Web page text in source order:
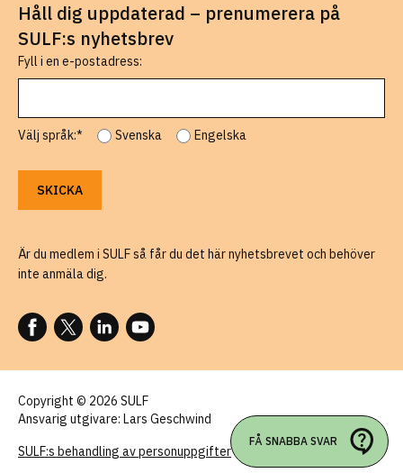
Håll dig uppdaterad – prenumerera på
SULF:s nyhetsbrev
Fyll i en e-postadress:
Välj språk:* Svenska Engelska
Är du medlem i SULF så får du det här nyhetsbrevet och behöver
inte anmäla dig.
FÖLJ OSS PÅ FACEBOOK
FÖLJ OSS PÅ X
FÖLJ OSS PÅ LINKEDIN
FÖLJ OSS PÅ YOUTUBE
Copyright © 2026 SULF
Ansvarig utgivare: Lars Geschwind
SULF:s behandling av personuppgifter
FÅ SNABBA SVAR